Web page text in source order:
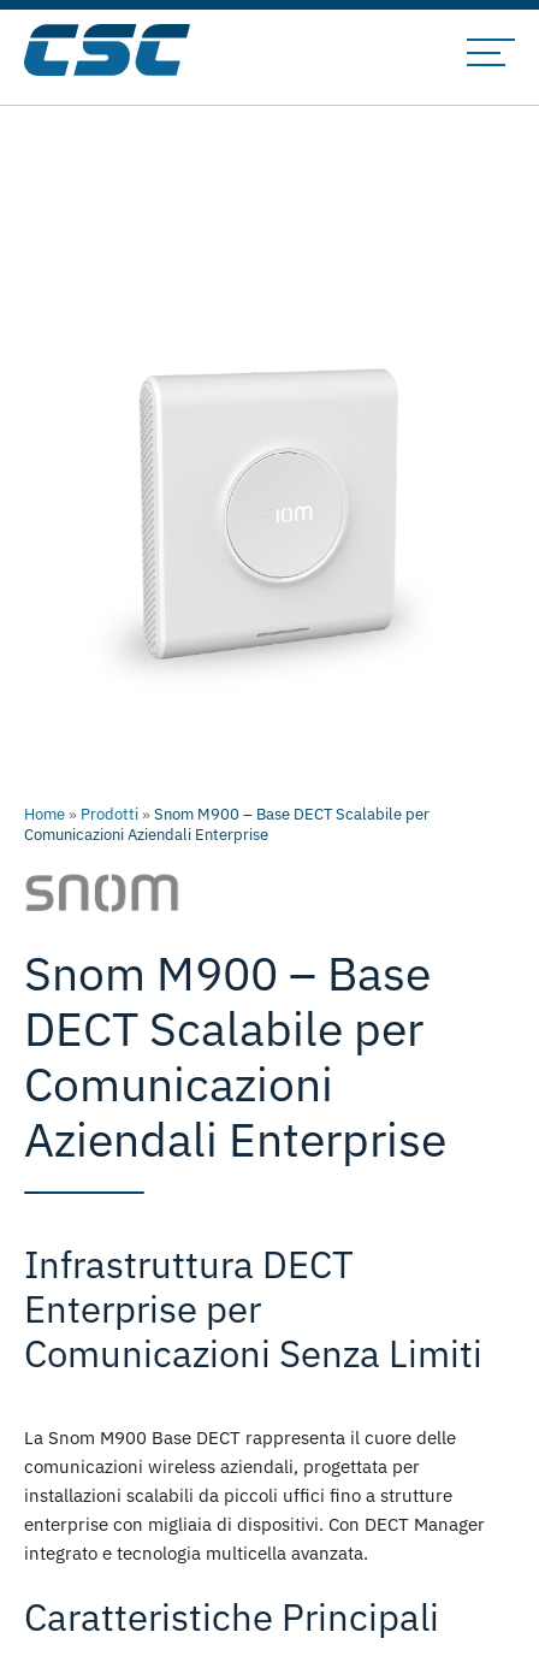
Home» Prodotti»Snom M900 – Base DECT Scalabile per
Comunicazioni Aziendali Enterprise
Snom M900 – Base
DECT Scalabile per
Comunicazioni
Aziendali Enterprise
Infrastruttura DECT
Enterprise per
Comunicazioni Senza Limiti
La Snom M900 Base DECT rappresenta il cuore delle
comunicazioni wireless aziendali, progettata per
installazioni scalabili da piccoli uffici fino a strutture
enterprise con migliaia di dispositivi. Con DECT Manager
integrato e tecnologia multicella avanzata.
Caratteristiche Principali